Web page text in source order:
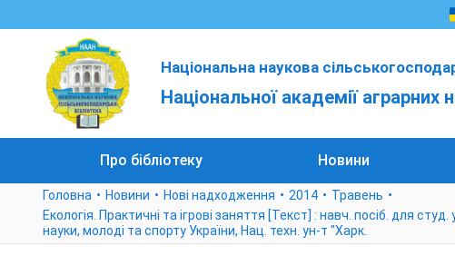
Національна наукова
Національної академії аграрних
Про бібліотеку Новини
Головна Новини Нові надходження 2014
Травень
Екологія. Практичні та ігрові заняття [Текст] : навч. посіб. для
науки, молоді та спорту України, Нац. техн. ун-т "Харк.